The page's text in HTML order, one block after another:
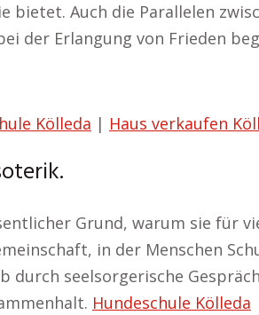
bietet. Auch die Parallelen
der Erlangung von Frieden
Kölleda | Haus verkaufen
Grund, warum sie für
in der Menschen
seelsorgerische
Hundeschule Kölleda